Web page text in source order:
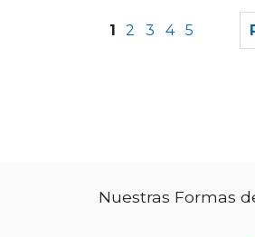
$ 84.94
1 2 3 4 5
Nuestras Formas